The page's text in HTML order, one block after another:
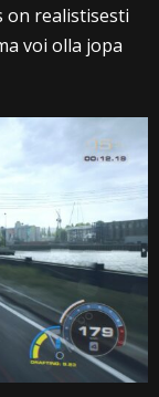
on realistisesti
voi olla jopa